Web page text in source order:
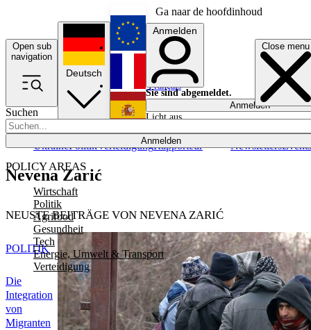
Ga naar de hoofdinhoud
Open sub
navigation
Close menu
Suchen
Anmelden
POLICY AREAS
Wirtschaft
Politik
Agrifood
Gesundheit
Tech
Energie, Umwelt & Transport
Verteidigung
UkrainePolitikVerteidigungRapporteur NewslettersEvents
Deutsch
English
Français
Anmelden
Sie sind abgemeldet.
Anmelden
Licht aus
Nevena Zarić
NEUSTE BEITRÄGE VON NEVENA ZARIĆ
Die
Integration
von
Migranten
POLITIK